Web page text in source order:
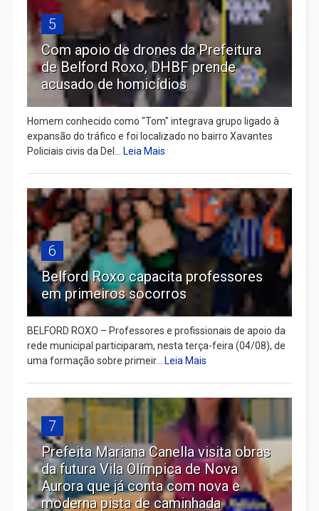
5
Com apoio de drones da Prefeitura
de Belford Roxo, DHBF prende
acusado de homicídios
Homem conhecido como "Tom" integrava grupo ligado à
expansão do tráfico e foi localizado no bairro Xavantes
Policiais civis da Del...
Leia Mais
6
Belford Roxo capacita professores
em primeiros socorros
BELFORD ROXO – Professores e profissionais de apoio da
rede municipal participaram, nesta terça-feira (04/08), de
uma formação sobre primeir...
Leia Mais
7
Prefeita Mariana Canella visita obras
da futura Vila Olímpica de Nova
Aurora que já conta com nova e
moderna pista de caminhada